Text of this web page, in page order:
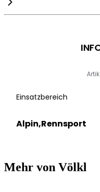
Einsatzbereich
Alpin,Rennsport
Mehr von Völkl